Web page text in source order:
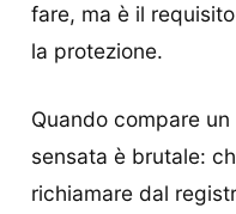
fare, ma è il
la protezione.
Quando compare
sensata è brutale:
richiamare dal